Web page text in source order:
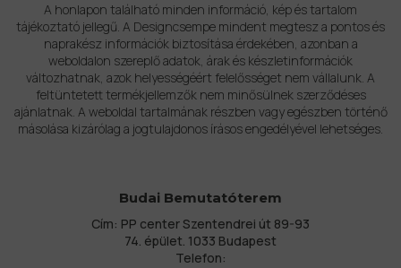
A honlapon található minden információ, kép és tartalom
tájékoztató jellegű. A Designcsempe mindent megtesz a pontos és
naprakész információk biztosítása érdekében, azonban a
weboldalon szereplő adatok, árak és készletinformációk
változhatnak, azok helyességéért felelősséget nem vállalunk. A
feltüntetett termékjellemzők nem minősülnek szerződéses
ajánlatnak. A weboldal tartalmának részben vagy egészben történő
másolása kizárólag a jogtulajdonos írásos engedélyével lehetséges.
Budai Bemutatóterem
Cím: PP center Szentendrei út 89-93
74. épület. 1033 Budapest
Telefon: